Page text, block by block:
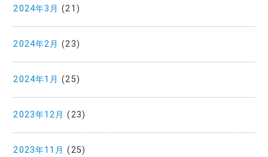
2024年3月 (21)
2024年2月 (23)
2024年1月 (25)
2023年12月 (23)
2023年11月 (25)